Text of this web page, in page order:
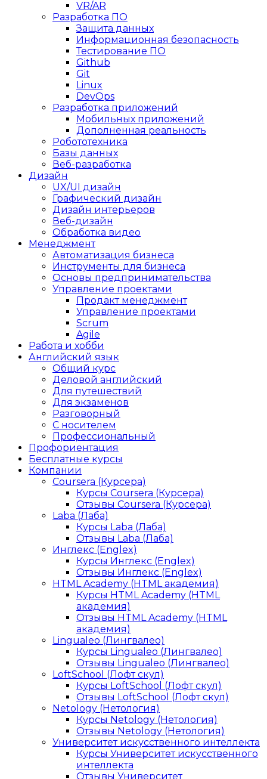
VR/AR
Разработка ПО
Защита данных
Информационная безопасность
Тестирование ПО
Github
Git
Linux
DevOps
Разработка приложений
Мобильных приложений
Дополненная реальность
Робототехника
Базы данных
Веб-разработка
Дизайн
UX/UI дизайн
Графический дизайн
Дизайн интерьеров
Веб-дизайн
Обработка видео
Менеджмент
Автоматизация бизнеса
Инструменты для бизнеса
Основы предпринимательства
Управление проектами
Продакт менеджмент
Управление проектами
Scrum
Agile
Работа и хобби
Английский язык
Общий курс
Деловой английский
Для путешествий
Для экзаменов
Разговорный
С носителем
Профессиональный
Профориентация
Бесплатные курсы
Компании
Coursera (Курсера)
Курсы Coursera (Курсера)
Отзывы Coursera (Курсера)
Laba (Лаба)
Курсы Laba (Лаба)
Отзывы Laba (Лаба)
Инглекс (Englex)
Курсы Инглекс (Englex)
Отзывы Инглекс (Englex)
HTML Academy (HTML академия)
Курсы HTML Academy (HTML
академия)
Отзывы HTML Academy (HTML
академия)
Lingualeo (Лингвалео)
Курсы Lingualeo (Лингвалео)
Отзывы Lingualeo (Лингвалео)
LoftSchool (Лофт скул)
Курсы LoftSchool (Лофт скул)
Отзывы LoftSchool (Лофт скул)
Netology (Нетология)
Курсы Netology (Нетология)
Отзывы Netology (Нетология)
Университет искусственного интеллекта
Курсы Университет искусственного
интеллекта
Отзывы Университет